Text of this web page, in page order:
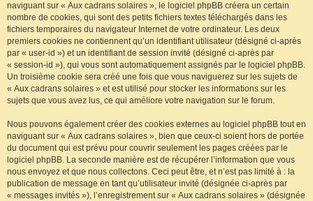
naviguant sur « Aux cadrans solaires », le logiciel phpBB créera un certain
nombre de cookies, qui sont des petits fichiers textes téléchargés dans les
fichiers temporaires du navigateur Internet de votre ordinateur. Les deux
premiers cookies ne contiennent qu’un identifiant utilisateur (désigné ci-après
par « user-id ») et un identifiant de session invité (désigné ci-après par
« session-id »), qui vous sont automatiquement assignés par le logiciel phpBB.
Un troisième cookie sera créé une fois que vous naviguerez sur les sujets de
« Aux cadrans solaires » et est utilisé pour stocker les informations sur les
sujets que vous avez lus, ce qui améliore votre navigation sur le forum.
Nous pouvons également créer des cookies externes au logiciel phpBB tout en
naviguant sur « Aux cadrans solaires », bien que ceux-ci soient hors de portée
du document qui est prévu pour couvrir seulement les pages créées par le
logiciel phpBB. La seconde manière est de récupérer l’information que vous
nous envoyez et que nous collectons. Ceci peut être, et n’est pas limité à : la
publication de message en tant qu’utilisateur invité (désignée ci-après par
« messages invités »), l’enregistrement sur « Aux cadrans solaires » (désignée